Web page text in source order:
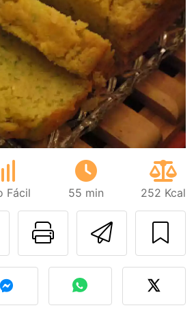
Fácil 55 min 252 Kcal
Imprima
Falar com o autor
receita?